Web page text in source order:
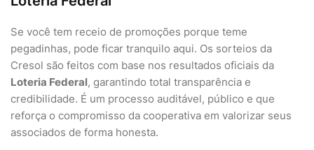
Se você tem receio de promoções porque teme
pegadinhas, pode ficar tranquilo aqui. Os sorteios da
Cresol são feitos com base nos resultados oficiais da
Loteria Federal, garantindo total transparência e
credibilidade. É um processo auditável, público e que
reforça o compromisso da cooperativa em valorizar seus
associados de forma honesta.